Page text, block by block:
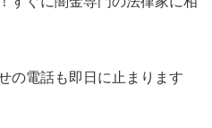
の電話も即日に止まります